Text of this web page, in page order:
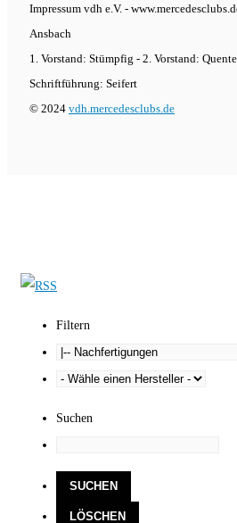
Impressum vdh e.V. -
Ansbach
1. Vorstand: Stümpfig - 2. Vorstand:
Schriftführung: Seifert
© 2024 vdh.mercedesclubs.de
Filtern
Suchen